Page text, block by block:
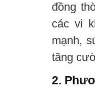
đồng
các vi
mạnh,
tăng
2.